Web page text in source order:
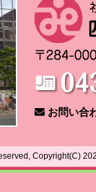
お問い合
Copyright(C)